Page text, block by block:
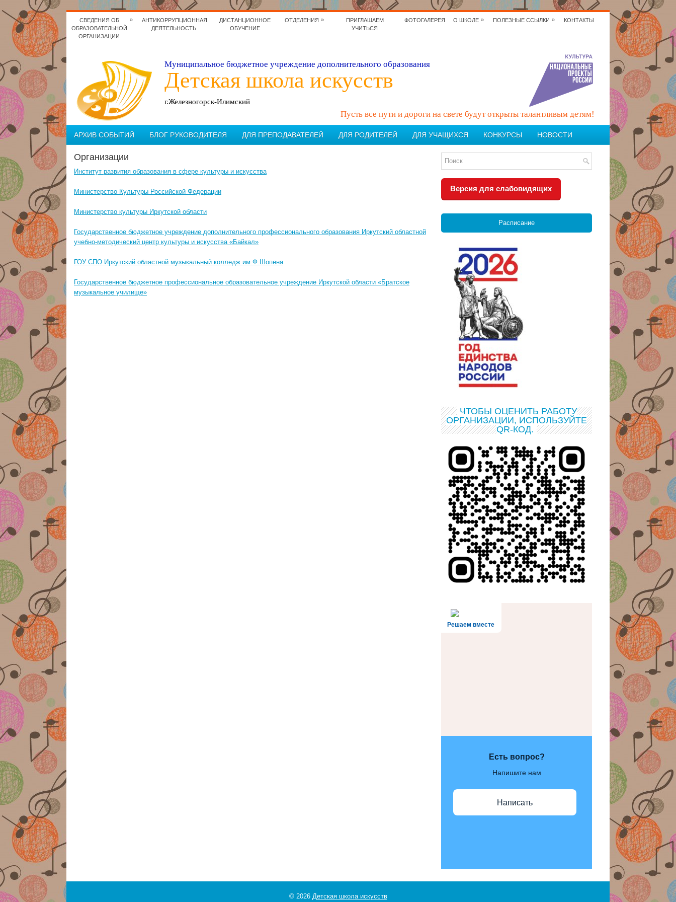
СВЕДЕНИЯ ОБ
ОБРАЗОВАТЕЛЬНОЙ
ОРГАНИЗАЦИИ
»
АНТИКОРРУПЦИОННАЯ
ДЕЯТЕЛЬНОСТЬ
ДИСТАНЦИОННОЕ
ОБУЧЕНИЕ
ОТДЕЛЕНИЯ »
ПРИГЛАШАЕМ
УЧИТЬСЯ
ФОТОГАЛЕРЕЯ О ШКОЛЕ » ПОЛЕЗНЫЕ ССЫЛКИ » КОНТАКТЫ
Муниципальное бюджетное учреждение дополнительного образования
Детская школа искусств
г.Железногорск-Илимский
Пусть все пути и дороги на свете будут открыты талантливым детям!
АРХИВ СОБЫТИЙ БЛОГ РУКОВОДИТЕЛЯ ДЛЯ ПРЕПОДАВАТЕЛЕЙ ДЛЯ РОДИТЕЛЕЙ ДЛЯ УЧАЩИХСЯ КОНКУРСЫ НОВОСТИ
Организации
Институт развития образования в сфере культуры и искусства
Министерство Культуры Российской Федерации
Министерство культуры Иркутской области
Государственное бюджетное учреждение дополнительного профессионального образования Иркутский областной
учебно-методический центр культуры и искусства «Байкал»
ГОУ СПО Иркутский областной музыкальный колледж им.Ф.Шопена
Государственное бюджетное профессиональное образовательное учреждение Иркутской области «Братское
музыкальное училище»
Версия для слабовидящих
Расписание
ЧТОБЫ ОЦЕНИТЬ РАБОТУ
ОРГАНИЗАЦИИ, ИСПОЛЬЗУЙТЕ
QR-КОД.
Решаем вместе
Есть вопрос?
Напишите нам
Написать
© 2026 Детская школа искусств